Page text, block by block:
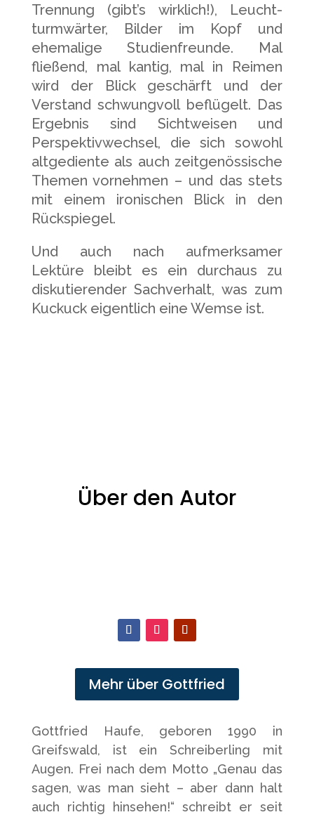
Trennung (gibt’s wirklich!), Leucht­
turmwärter, Bilder im Kopf und
ehemalige Studien­freunde. Mal
fließend, mal kantig, mal in Reimen
wird der Blick geschärft und der
Verstand schwungvoll beflügelt. Das
Ergebnis sind Sichtweisen und
Perspektiv­wechsel, die sich sowohl
altgediente als auch zeitgenös­sische
Themen vornehmen – und das stets
mit einem ironischen Blick in den
Rückspiegel.
Und auch nach aufmerksamer
Lektüre bleibt es ein durchaus zu
diskutierender Sachverhalt, was zum
Kuckuck eigentlich eine Wemse ist.
Über den Autor
Mehr über Gottfried
Gottfried Haufe, geboren 1990 in
Greifswald, ist ein Schreiberling mit
Augen. Frei nach dem Motto „Genau das
sagen, was man sieht – aber dann halt
auch richtig hinsehen!“ schreibt er seit